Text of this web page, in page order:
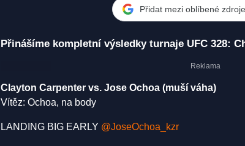
Přidat mezi oblíbené
Přinášíme kompletní výsledky turnaje UFC 328:
Clayton Carpenter vs. Jose Ochoa (muší váha)
Vítěz: Ochoa, na body
LANDING BIG EARLY @JoseOchoa_kzr